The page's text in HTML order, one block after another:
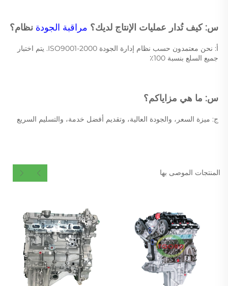
س: كيف تُدار عمليات الإنتاج لديك؟ مراقبة الجودة نظام؟
جميع السلع بنسبة 100٪
س: ما هي مزاياكم؟
ج: ميزة السعر، والجودة العالية، وتقديم أفضل خدمة، والتسليم السريع
المنتجات الموصى بها